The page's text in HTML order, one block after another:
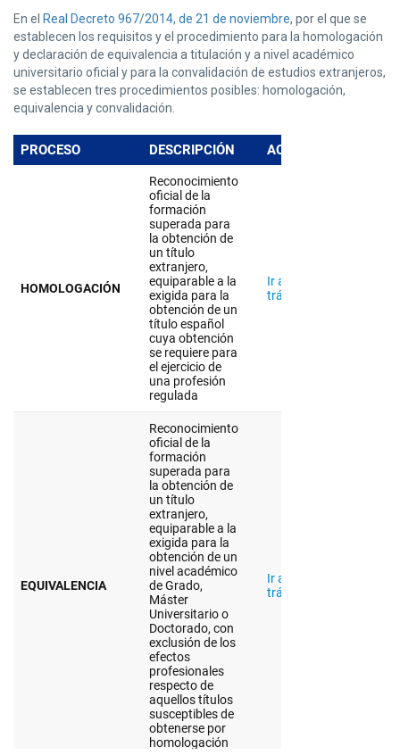
En el Real Decreto 967/2014, de 21 de noviembre, por el que se
establecen los requisitos y el procedimiento para la homologación
y declaración de equivalencia a titulación y a nivel académico
universitario oficial y para la convalidación de estudios extranjeros,
se establecen tres procedimientos posibles: homologación,
equivalencia y convalidación.